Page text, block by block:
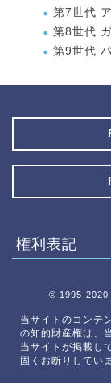
第7世代
第8世代
第9世代
権利表記
© 1995-2020
当サイトのコンテ
の知的財産権は、
当サイトが掲載し
固くお断りしてい